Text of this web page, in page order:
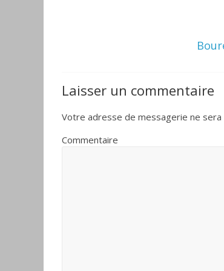
Laisser un commentaire
Votre adresse de messagerie ne sera
Commentaire